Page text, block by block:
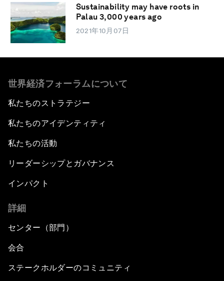
Sustainability may have roots in
Palau 3,000 years ago
2021年10月07日
世界経済フォーラムについて
私たちのストラテジー
私たちのアイデンティティ
私たちの活動
リーダーシップとガバナンス
インパクト
詳細
センター（部門）
会合
ステークホルダーのコミュニティ